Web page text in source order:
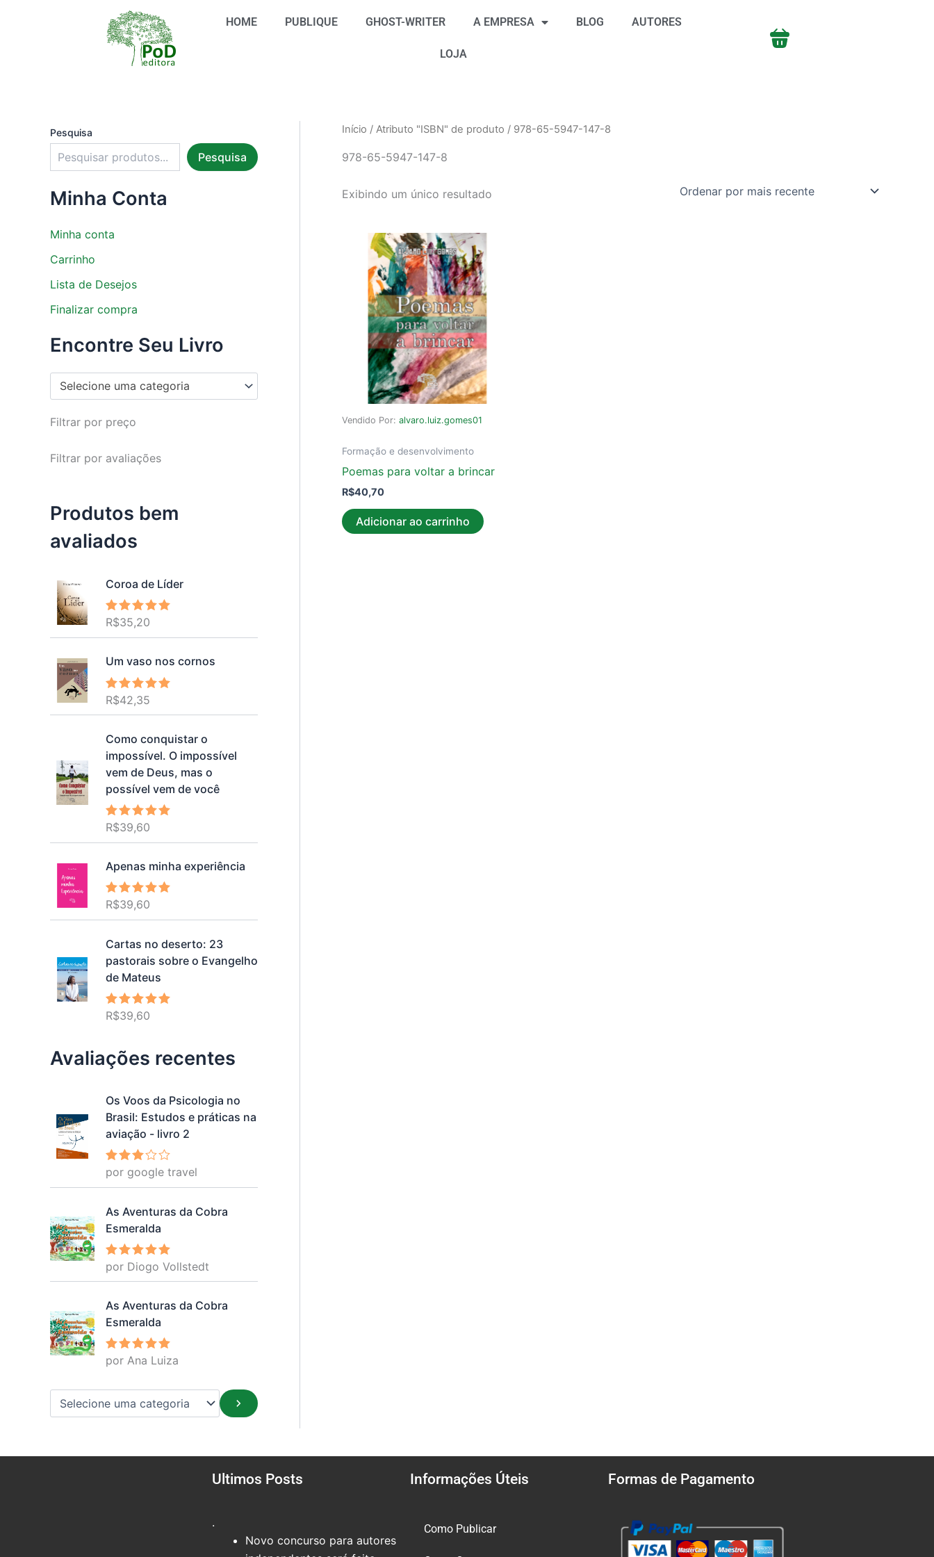
HOME PUBLIQUE GHOST-WRITER A EMPRESA BLOG AUTORES
LOJA
Pesquisa
Pesquisa
Minha Conta
Minha conta
Carrinho
Lista de Desejos
Finalizar compra
Encontre Seu Livro
Selecione uma categoria
Filtrar por preço
Filtrar por avaliações
Produtos bem
avaliados
Coroa de Líder
Avaliação
R$35,20
Um vaso nos cornos
Avaliação
de 5
R$42,35
Como conquistar o
impossível. O impossível
vem de Deus, mas o
possível vem de você
Avaliação
R$39,60
Apenas minha experiência
Avaliação
R$39,60
Cartas no deserto: 23
pastorais sobre o Evangelho
de Mateus
Avaliação
R$39,60
Avaliações recentes
Os Voos da Psicologia no
Brasil: Estudos e práticas na
aviação - livro 2
Avalia
ção 3
por google travel
As Aventuras da Cobra
Esmeralda
Avaliação
5
por Diogo Vollstedt
As Aventuras da Cobra
Esmeralda
Avaliação
5
por Ana Luiza
u
m
c
g
o
r
a
Início / Atributo "ISBN" de produto / 978-65-5947-147-8
978-65-5947-147-8
Exibindo um único resultado
Vendido Por: alvaro.luiz.gomes01
Formação e desenvolvimento
Poemas para voltar a brincar
R$40,70
Adicionar ao carrinho
Ultimos Posts
.
Novo concurso para autores
Informações Úteis
Como Publicar
Formas de Pagamento